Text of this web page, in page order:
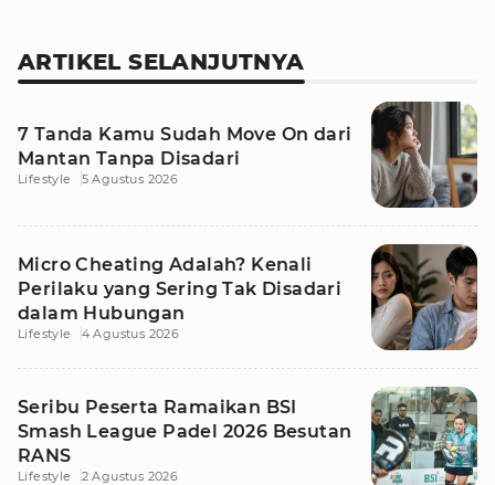
ARTIKEL SELANJUTNYA
7 Tanda Kamu Sudah Move On dari
Mantan Tanpa Disadari
Lifestyle 5 Agustus 2026
Micro Cheating Adalah? Kenali
Perilaku yang Sering Tak Disadari
dalam Hubungan
Lifestyle 4 Agustus 2026
Seribu Peserta Ramaikan BSI
Smash League Padel 2026 Besutan
RANS
Lifestyle 2 Agustus 2026